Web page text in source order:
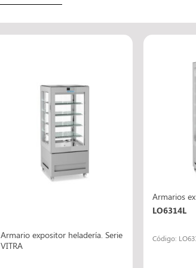
Armario expositor heladería. Serie
VITRA
Armarios
LO6314L
Código: